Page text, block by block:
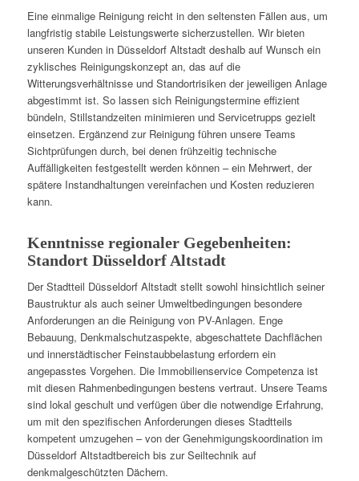
Eine einmalige Reinigung reicht in den seltensten Fällen aus, um
langfristig stabile Leistungswerte sicherzustellen. Wir bieten
unseren Kunden in Düsseldorf Altstadt deshalb auf Wunsch ein
zyklisches Reinigungskonzept an, das auf die
Witterungsverhältnisse und Standortrisiken der jeweiligen Anlage
abgestimmt ist. So lassen sich Reinigungstermine effizient
bündeln, Stillstandzeiten minimieren und Servicetrupps gezielt
einsetzen. Ergänzend zur Reinigung führen unsere Teams
Sichtprüfungen durch, bei denen frühzeitig technische
Auffälligkeiten festgestellt werden können – ein Mehrwert, der
spätere Instandhaltungen vereinfachen und Kosten reduzieren
kann.
Kenntnisse regionaler Gegebenheiten:
Standort Düsseldorf Altstadt
Der Stadtteil Düsseldorf Altstadt stellt sowohl hinsichtlich seiner
Baustruktur als auch seiner Umweltbedingungen besondere
Anforderungen an die Reinigung von PV-Anlagen. Enge
Bebauung, Denkmalschutzaspekte, abgeschattete Dachflächen
und innerstädtischer Feinstaubbelastung erfordern ein
angepasstes Vorgehen. Die Immobilienservice Competenza ist
mit diesen Rahmenbedingungen bestens vertraut. Unsere Teams
sind lokal geschult und verfügen über die notwendige Erfahrung,
um mit den spezifischen Anforderungen dieses Stadtteils
kompetent umzugehen – von der Genehmigungskoordination im
Düsseldorf Altstadtbereich bis zur Seiltechnik auf
denkmalgeschützten Dächern.